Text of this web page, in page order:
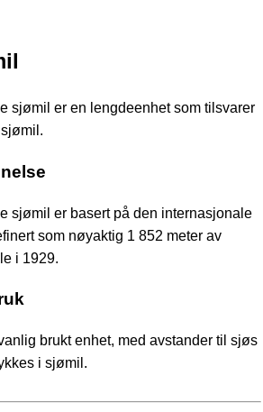
sjømil er en lengdeenhet som tilsvarer
sjømil er basert på den internasjonale
som nøyaktig 1 852 meter av
i 1929.
brukt enhet, med avstander til sjøs
i sjømil.